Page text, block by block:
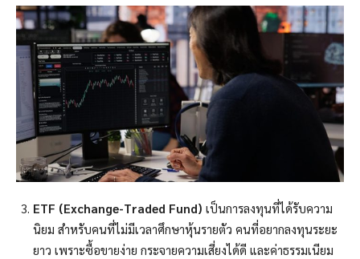
ETF (Exchange-Traded Fund) เป็นการลงทุนที่ได้รับความ
นิยม สำหรับคนที่ไม่มีเวลาศึกษาหุ้นรายตัว คนที่อยากลงทุนระยะ
ยาว เพราะซื้อขายง่าย กระจายความเสี่ยงได้ดี และค่าธรรมเนียม